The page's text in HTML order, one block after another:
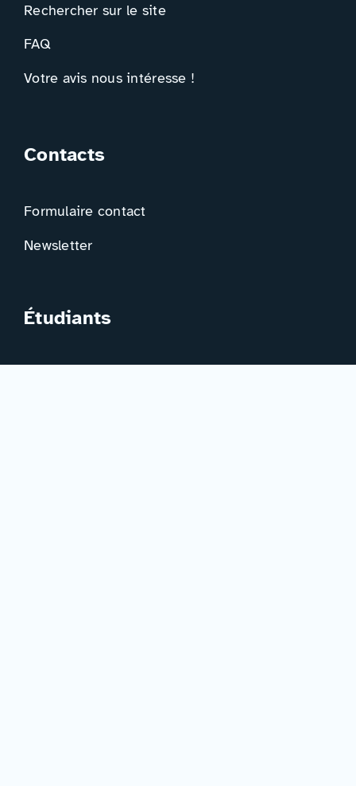
Rechercher sur le site
FAQ
Votre avis nous intéresse !
Contacts
Formulaire contact
Newsletter
Étudiants